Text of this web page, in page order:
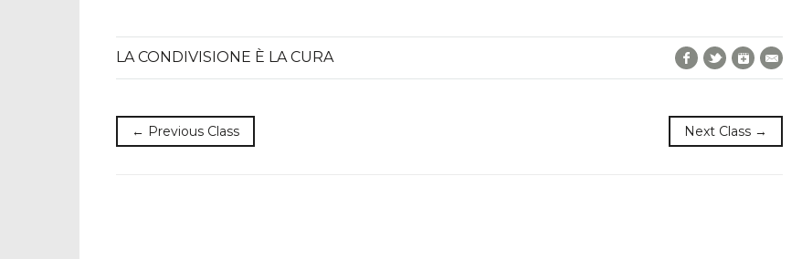
LA CONDIVISIONE È LA CURA Facebook
TwitterGoogle+
← Previous Class Next Class →